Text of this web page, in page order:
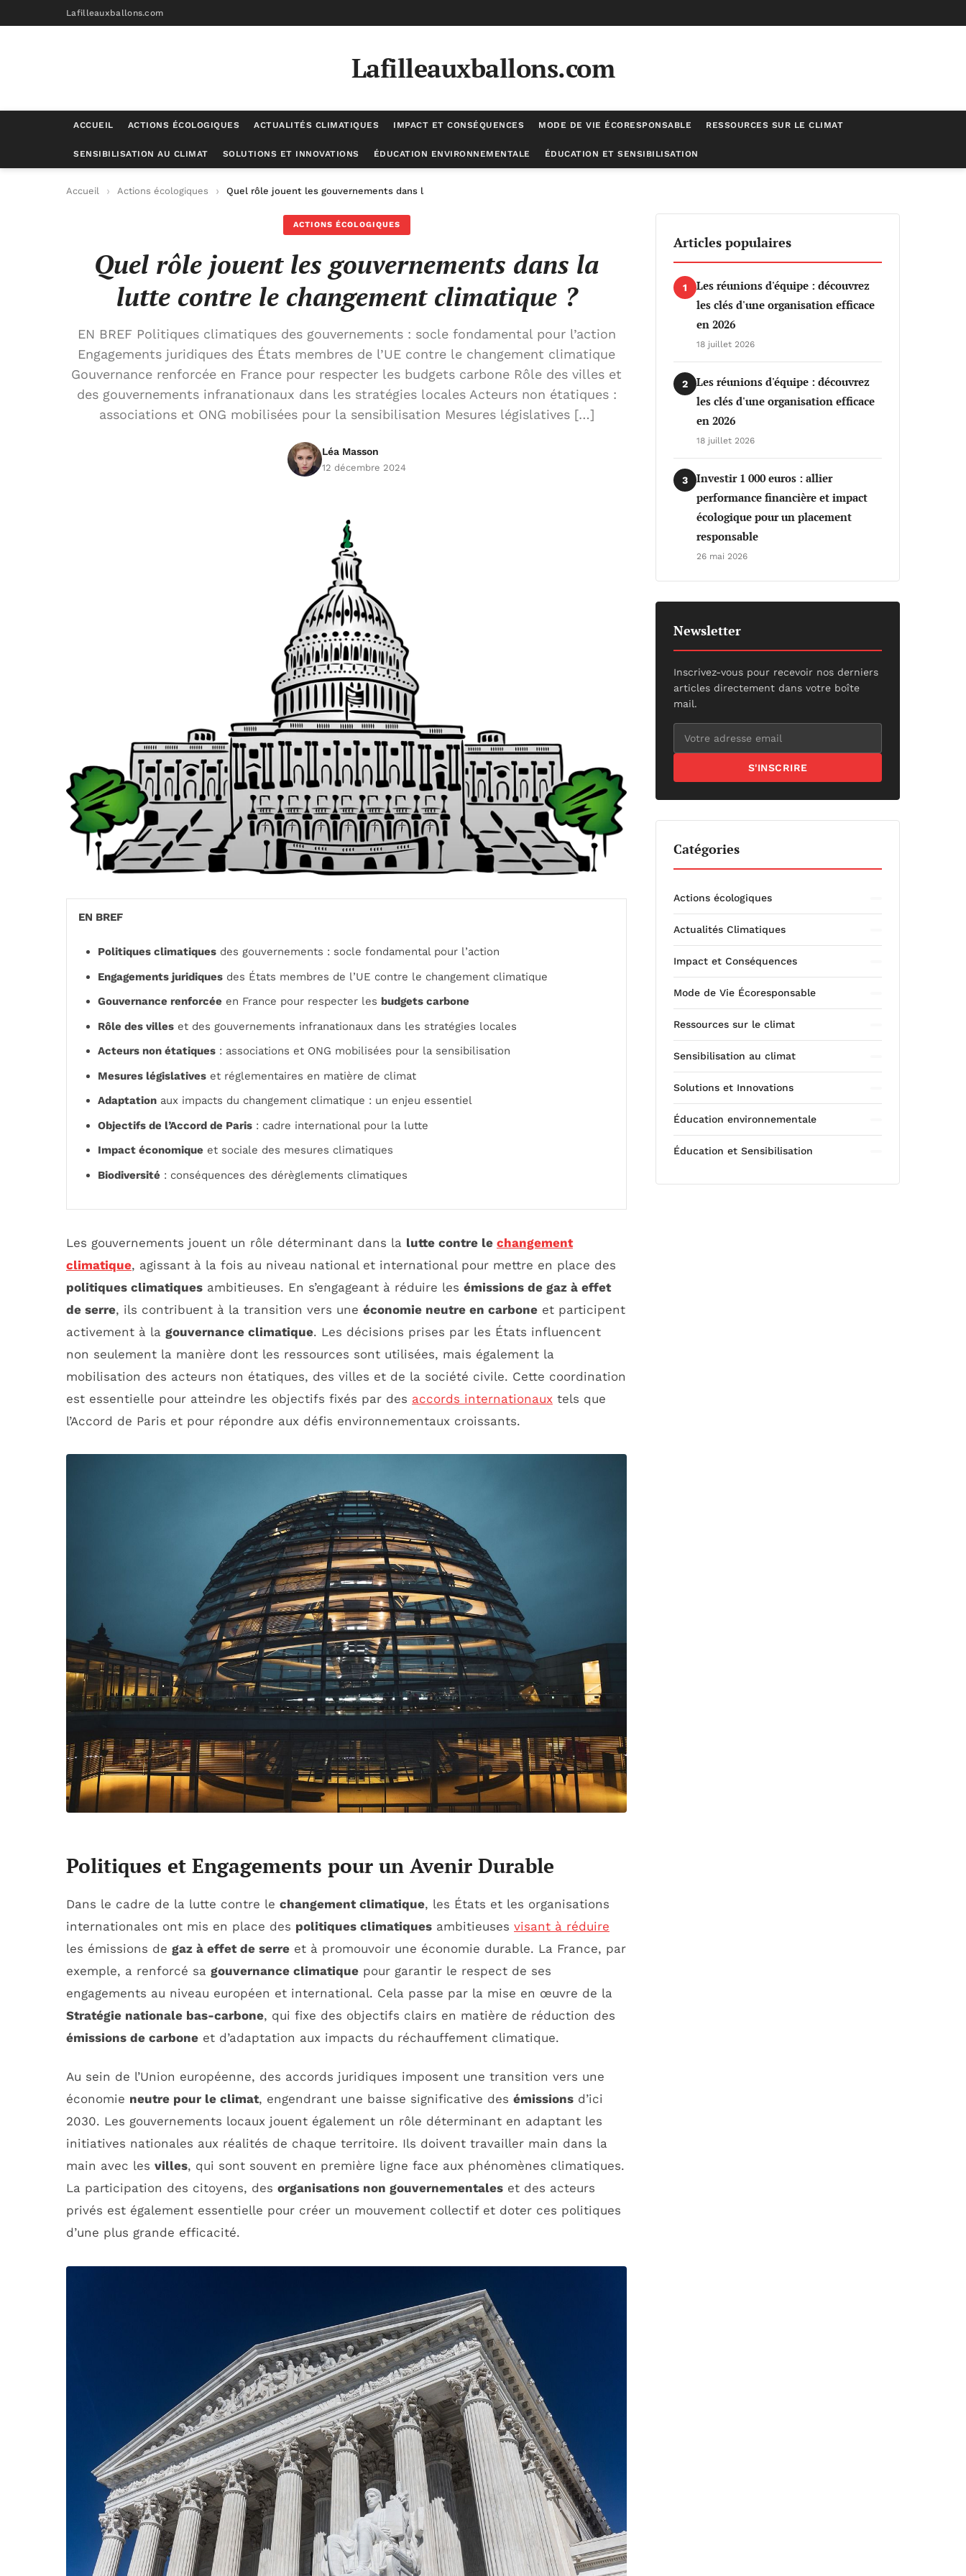
Lafilleauxballons.com
Lafilleauxballons.com
ACCUEIL ACTIONS ÉCOLOGIQUES ACTUALITÉS CLIMATIQUES IMPACT ET CONSÉQUENCES MODE DE VIE ÉCORESPONSABLE RESSOURCES SUR LE CLIMAT
SENSIBILISATION AU CLIMAT SOLUTIONS ET INNOVATIONS ÉDUCATION ENVIRONNEMENTALE ÉDUCATION ET SENSIBILISATION
Accueil Actions écologiques Quel rôle jouent les gouvernements dans la lutte contre le changement climatique ?
ACTIONS ÉCOLOGIQUES
Quel rôle jouent les gouvernements dans la
lutte contre le changement climatique ?
EN BREF Politiques climatiques des gouvernements : socle fondamental pour l’action
Engagements juridiques des États membres de l’UE contre le changement climatique
Gouvernance renforcée en France pour respecter les budgets carbone Rôle des villes et
des gouvernements infranationaux dans les stratégies locales Acteurs non étatiques :
associations et ONG mobilisées pour la sensibilisation Mesures législatives […]
Léa Masson
12 décembre 2024
EN BREF
Politiques climatiques des gouvernements : socle fondamental pour l’action
Engagements juridiques des États membres de l’UE contre le changement climatique
Gouvernance renforcée en France pour respecter les budgets carbone
Rôle des villes et des gouvernements infranationaux dans les stratégies locales
Acteurs non étatiques : associations et ONG mobilisées pour la sensibilisation
Mesures législatives et réglementaires en matière de climat
Adaptation aux impacts du changement climatique : un enjeu essentiel
Objectifs de l’Accord de Paris : cadre international pour la lutte
Impact économique et sociale des mesures climatiques
Biodiversité : conséquences des dérèglements climatiques
Les gouvernements jouent un rôle déterminant dans la lutte contre le changement
climatique, agissant à la fois au niveau national et international pour mettre en place des
politiques climatiques ambitieuses. En s’engageant à réduire les émissions de gaz à effet
de serre, ils contribuent à la transition vers une économie neutre en carbone et participent
activement à la gouvernance climatique. Les décisions prises par les États influencent
non seulement la manière dont les ressources sont utilisées, mais également la
mobilisation des acteurs non étatiques, des villes et de la société civile. Cette coordination
est essentielle pour atteindre les objectifs fixés par des accords internationaux tels que
l’Accord de Paris et pour répondre aux défis environnementaux croissants.
Politiques et Engagements pour un Avenir Durable
Dans le cadre de la lutte contre le changement climatique, les États et les organisations
internationales ont mis en place des politiques climatiques ambitieuses visant à réduire
les émissions de gaz à effet de serre et à promouvoir une économie durable. La France, par
exemple, a renforcé sa gouvernance climatique pour garantir le respect de ses
engagements au niveau européen et international. Cela passe par la mise en œuvre de la
Stratégie nationale bas-carbone, qui fixe des objectifs clairs en matière de réduction des
émissions de carbone et d’adaptation aux impacts du réchauffement climatique.
Au sein de l’Union européenne, des accords juridiques imposent une transition vers une
économie neutre pour le climat, engendrant une baisse significative des émissions d’ici
2030. Les gouvernements locaux jouent également un rôle déterminant en adaptant les
initiatives nationales aux réalités de chaque territoire. Ils doivent travailler main dans la
main avec les villes, qui sont souvent en première ligne face aux phénomènes climatiques.
La participation des citoyens, des organisations non gouvernementales et des acteurs
privés est également essentielle pour créer un mouvement collectif et doter ces politiques
d’une plus grande efficacité.
Articles populaires
1
Les réunions d'équipe : découvrez
les clés d'une organisation efficace
en 2026
18 juillet 2026
2
Les réunions d'équipe : découvrez
les clés d'une organisation efficace
en 2026
18 juillet 2026
3
Investir 1 000 euros : allier
performance financière et impact
écologique pour un placement
responsable
26 mai 2026
Newsletter
Inscrivez-vous pour recevoir nos derniers
articles directement dans votre boîte
mail.
S'INSCRIRE
Catégories
Actions écologiques
Actualités Climatiques
Impact et Conséquences
Mode de Vie Écoresponsable
Ressources sur le climat
Sensibilisation au climat
Solutions et Innovations
Éducation environnementale
Éducation et Sensibilisation